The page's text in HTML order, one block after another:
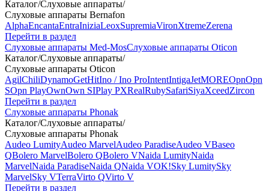
Каталог/Слуховые аппараты/
Слуховые аппараты Bernafon
AlphaEncantaEntraIniziaLeoxSupremiaVironXtremeZerena
Перейти в раздел
Слуховые аппараты Med-MosСлуховые аппараты Oticon
Каталог/Слуховые аппараты/
Слуховые аппараты Oticon
AgilChiliDynamoGetHitIno / Ino ProIntentIntigaJetMOREOpnOpn
SOpn PlayOwnOwn SIPlay PXRealRubySafariSiyaXceedZircon
Перейти в раздел
Слуховые аппараты Phonak
Каталог/Слуховые аппараты/
Слуховые аппараты Phonak
Audeo LumityAudeo MarvelAudeo ParadiseAudeo VBaseo
QBolero MarvelBolero QBolero VNaida LumityNaida
MarvelNaida ParadiseNaida QNaida VOK!Sky LumitySky
MarvelSky VTerraVirto QVirto V
Перейти в раздел